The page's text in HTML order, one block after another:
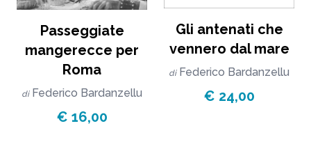
Passeggiate
mangerecce per
Roma
di Federico Bardanzellu
€ 16,00
Gli antenati che
vennero dal mare
di Federico Bardanzellu
€ 24,00